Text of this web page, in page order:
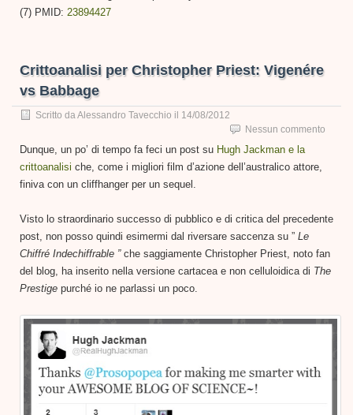
(7) PMID: 23894427
Crittoanalisi per Christopher Priest: Vigenére
vs Babbage
Scritto daAlessandro Tavecchio il 14/08/2012
Nessun commento
Dunque, un po’ di tempo fa feci un post su Hugh Jackman e la
crittoanalisi che, come i migliori film d’azione dell’australico attore,
finiva con un cliffhanger per un sequel.
Visto lo straordinario successo di pubblico e di critica del precedente
post, non posso quindi esimermi dal riversare saccenza su ” Le
Chiffré Indechiffrable ” che saggiamente Christopher Priest, noto fan
del blog, ha inserito nella versione cartacea e non celluloidica di The
Prestige purché io ne parlassi un poco.